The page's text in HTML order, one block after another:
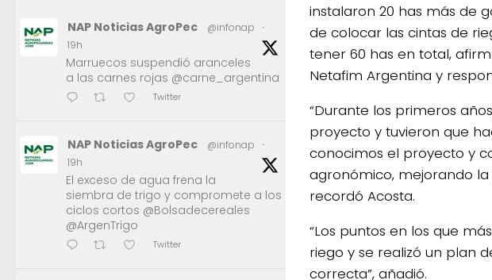
instalaron 20 has más de
de colocar las cintas de
tener 60 has en total,
Netafim Argentina y
“Durante los primeros
proyecto y tuvieron que
conocimos el proyecto y
agronómico, mejorando
recordó Acosta.
“Los puntos en los que
riego y se realizó un plan
correcta”, añadió.
NAP Noticias AgroPec @infonap
·
19h
Marruecos suspendió aranceles
a las carnes rojas @carne_argentina
Twitter
NAP Noticias AgroPec @infonap
·
19h
El exceso de agua frena la
siembra de trigo y compromete a los
ciclos cortos @Bolsadecereales
@ArgenTrigo
Twitter